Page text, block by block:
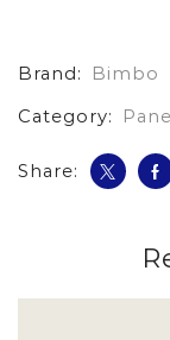
cantidad
Brand: Bimbo
Category:
Share: